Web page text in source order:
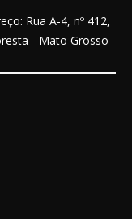
Rua A-4, nº 412,
- Mato Grosso